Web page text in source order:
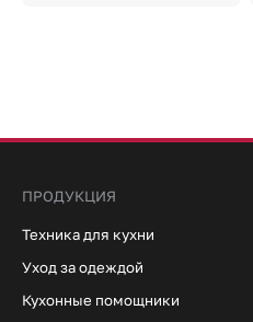
ПРОДУКЦИЯ
Техника для кухни
Уход за одеждой
Кухонные помощники